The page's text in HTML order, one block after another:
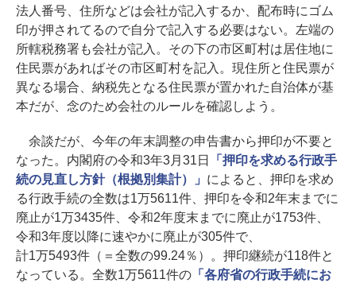
法人番号、住所などは会社が記入するか、配布時にゴム
印が押されてるので自分で記入する必要はない。左端の
所轄税務署も会社が記入。その下の市区町村は居住地に
住民票があればその市区町村を記入。現住所と住民票が
異なる場合、納税先となる住民票が置かれた自治体が基
本だが、念のため会社のルールを確認しよう。
余談だが、今年の年末調整の申告書から押印が不要と
なった。内閣府の令和3年3月31日
「押印を求める行政手
続の見直し方針（根拠別集計）」 によると、押印を求め
る行政手続の全数は1万5611件、押印を令和2年末までに
廃止が1万3435件、令和2年度末までに廃止が1753件、
令和3年度以降に速やかに廃止が305件で、
計1万5493件（＝全数の99.24％）。押印継続が118件と
なっている。全数1万5611件の「各府省の行政手続にお